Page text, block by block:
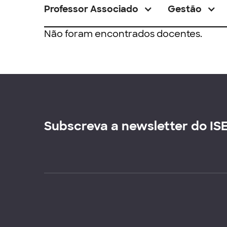
Professor Associado Gestão
Não foram encontrados docentes.
Subscreva a newsletter do